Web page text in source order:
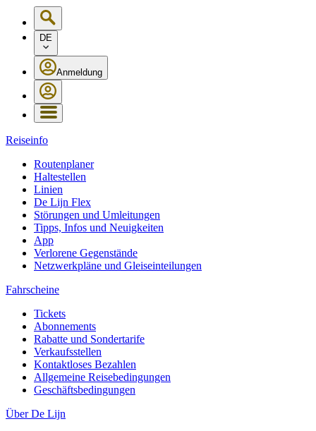
DE
Anmeldung
Reiseinfo
Routenplaner
Haltestellen
Linien
De Lijn Flex
Störungen und Umleitungen
Tipps, Infos und Neuigkeiten
App
Verlorene Gegenstände
Netzwerkpläne und Gleiseinteilungen
Fahrscheine
Tickets
Abonnements
Rabatte und Sondertarife
Verkaufsstellen
Kontaktloses Bezahlen
Allgemeine Reisebedingungen
Geschäftsbedingungen
Über De Lijn